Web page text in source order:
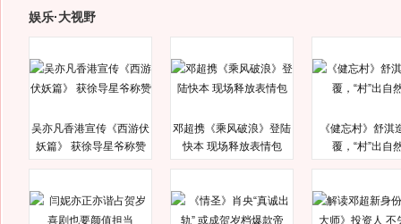
娱乐·大视野
吴亦凡香港宣传《西游伏
妖篇》 获徐导星爷称赞
邓超携《乘风破浪》登陆
快本 现场释放表情包
《健忘村》舒淇
覆，“村”出自